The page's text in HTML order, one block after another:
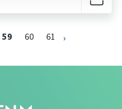
59 60 61